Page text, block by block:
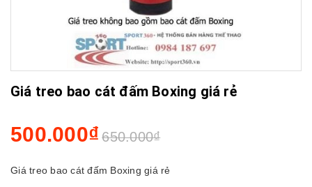
Giá treo bao cát đấm Boxing giá rẻ
500.000₫ 650.000₫
Giá treo bao cát đấm Boxing giá rẻ